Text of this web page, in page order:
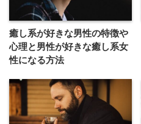
癒し系が好きな男性の特徴や
心理と男性が好きな癒し系女
性になる方法